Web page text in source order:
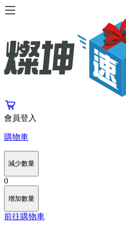
會員登入
購物車
減少數量
0
增加數量
前往購物車